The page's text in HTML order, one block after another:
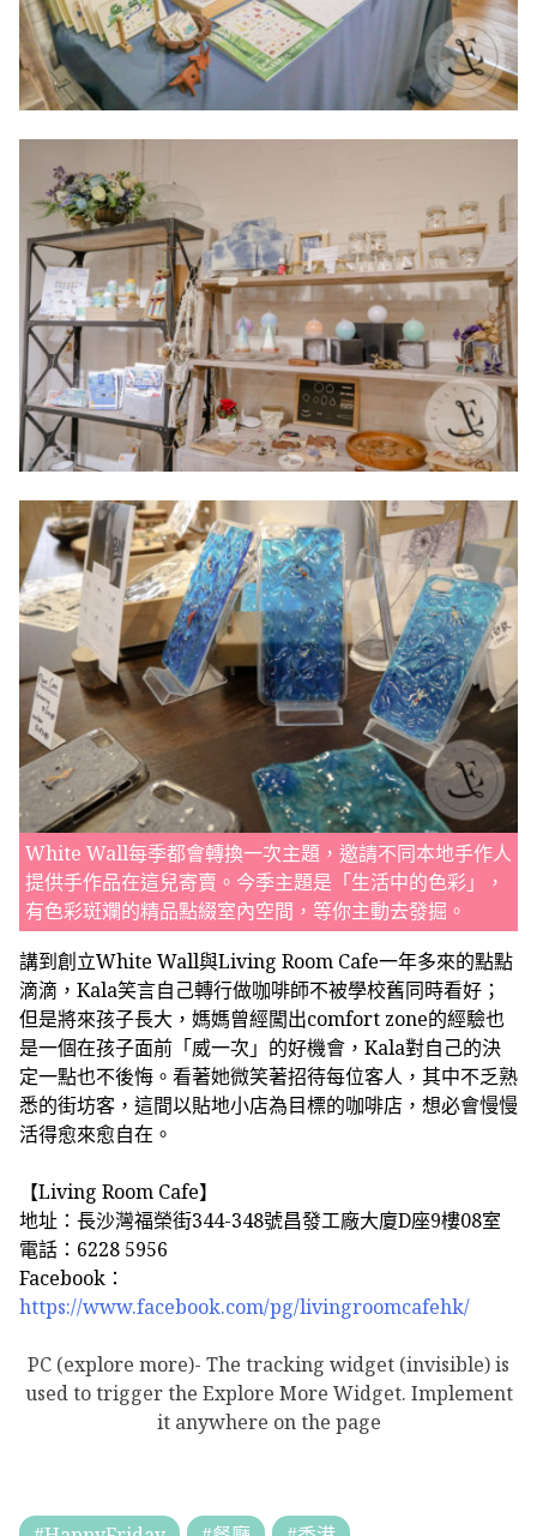
White Wall每季都會轉換一次主題，邀請不同本地手作人
提供手作品在這兒寄賣。今季主題是「生活中的色彩」，
有色彩斑斕的精品點綴室內空間，等你主動去發掘。
講到創立White Wall與Living Room Cafe一年多來的點點
滴滴，Kala笑言自己轉行做咖啡師不被學校舊同時看好；
但是將來孩子長大，媽媽曾經闖出comfort zone的經驗也
是一個在孩子面前「威一次」的好機會，Kala對自己的決
定一點也不後悔。看著她微笑著招待每位客人，其中不乏熟
悉的街坊客，這間以貼地小店為目標的咖啡店，想必會慢慢
活得愈來愈自在。
【Living Room Cafe】
地址：長沙灣福榮街344-348號昌發工廠大廈D座9樓08室
電話：6228 5956
Facebook：
https://www.facebook.com/pg/livingroomcafehk/
PC (explore more)- The tracking widget (invisible) is
used to trigger the Explore More Widget. Implement
it anywhere on the page